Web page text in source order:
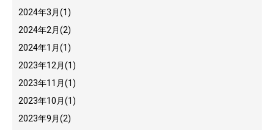
2024年3月(1)
2024年2月(2)
2024年1月(1)
2023年12月(1)
2023年11月(1)
2023年10月(1)
2023年9月(2)